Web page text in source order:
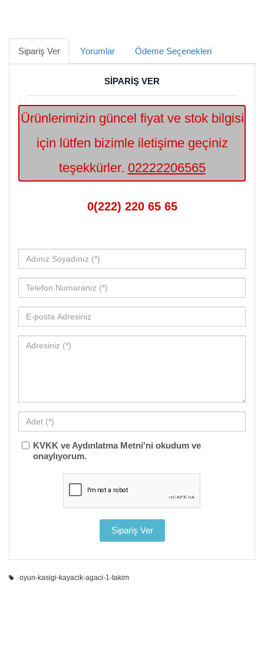
Sipariş Ver Yorumlar Ödeme Seçenekleri
SİPARİŞ VER
Ürünlerimizin güncel fiyat ve stok bilgisi
için lütfen bizimle iletişime geçiniz
teşekkürler. 02222206565
0(222) 220 65 65
KVKK ve Aydınlatma Metni'ni okudum ve
onaylıyorum.
oyun-kasigi-kayacik-agaci-1-takim